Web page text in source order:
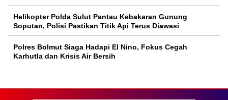
Helikopter Polda Sulut Pantau Kebakaran Gunung
Soputan, Polisi Pastikan Titik Api Terus Diawasi
Polres Bolmut Siaga Hadapi El Nino, Fokus Cegah
Karhutla dan Krisis Air Bersih